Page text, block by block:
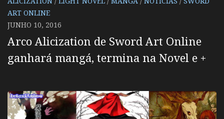
ART ONLINE
JUNHO 10, 2016
Arco Alicization de Sword Art Online
ganhará mangá, termina na Novel e +